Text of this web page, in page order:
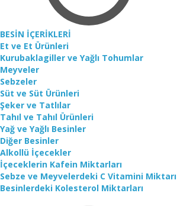
BESİN İÇERİKLERİ
Et ve Et Ürünleri
Kurubaklagiller ve Yağlı Tohumlar
Meyveler
Sebzeler
Süt ve Süt Ürünleri
Şeker ve Tatlılar
Tahıl ve Tahıl Ürünleri
Yağ ve Yağlı Besinler
Diğer Besinler
Alkollü İçecekler
İçeceklerin Kafein Miktarları
Sebze ve Meyvelerdeki C Vitamini Miktarı
Besinlerdeki Kolesterol Miktarları